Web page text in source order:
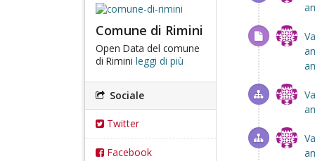
Comune di Rimini
Open Data del comune
di Rimini leggi di più
Sociale
Twitter
Facebook